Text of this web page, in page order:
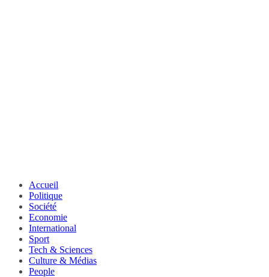
Accueil
Politique
Société
Economie
International
Sport
Tech & Sciences
Culture & Médias
People